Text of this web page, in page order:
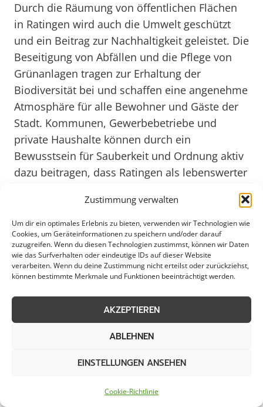
Zustimmung verwalten
Um dir ein optimales Erlebnis zu bieten, verwenden wir Technologien wie
Cookies, um Geräteinformationen zu speichern und/oder darauf
zuzugreifen. Wenn du diesen Technologien zustimmst, können wir Daten
wie das Surfverhalten oder eindeutige IDs auf dieser Website
verarbeiten. Wenn du deine Zustimmung nicht erteilst oder zurückziehst,
können bestimmte Merkmale und Funktionen beeinträchtigt werden.
AKZEPTIEREN
ABLEHNEN
EINSTELLUNGEN ANSEHEN
Cookie-Richtlinie
Durch die Räumung von öffentlichen Flächen
in Ratingen wird auch die Umwelt geschützt
und ein Beitrag zur Nachhaltigkeit geleistet. Die
Beseitigung von Abfällen und die Pflege von
Grünanlagen tragen zur Erhaltung der
Biodiversität bei und schaffen eine angenehme
Atmosphäre für alle Bewohner und Gäste der
Stadt. Kommunen, Gewerbebetriebe und
private Haushalte können durch ein
Bewusstsein für Sauberkeit und Ordnung aktiv
dazu beitragen, dass Ratingen als lebenswerter
werden diese Maßnahmen zur Räumung von
öffentlichen Flächen in Ratingen
voraussichtlich noch stärker in den Fokus
rücken, um den steigenden Ansprüchen an
Umweltschutz und Stadtsauberkeit gerecht zu
Ratingen: Saubere Wege dank
zuverlässigem Räumdienst